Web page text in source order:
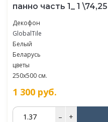
панно часть 1_ 1 \74,25
Декофон
GlobalTile
Белый
Беларусь
цветы
250x500 см.
1 300 руб.
– +